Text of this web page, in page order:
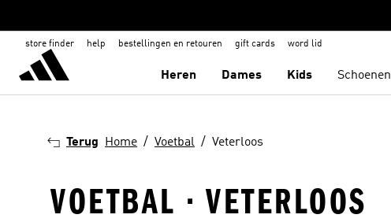
store finder help bestellingen en retouren gift cards word lid
Heren Dames Kids Schoenen
Terug Home Voetbal Veterloos
VOETBAL · VETERLOOS